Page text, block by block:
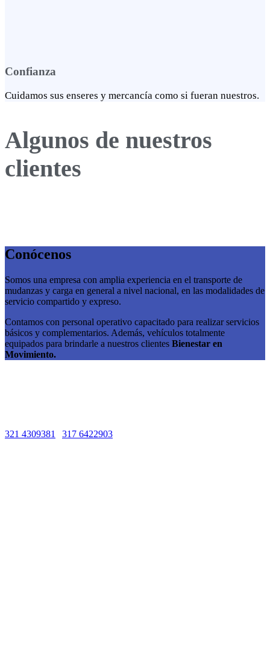
Confianza
Cuidamos sus enseres y mercancía como si fueran nuestros.
Algunos de nuestros
clientes
Conócenos
Somos una empresa con amplia experiencia en el transporte de
mudanzas y carga en general a nivel nacional, en las modalidades de
servicio compartido y expreso.
Contamos con personal operativo capacitado para realizar servicios
básicos y complementarios. Además, vehículos totalmente
equipados para brindarle a nuestros clientes Bienestar en
Movimiento.
321 4309381 317 6422903